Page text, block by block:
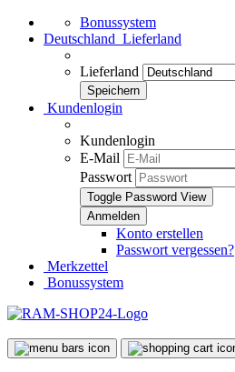
Bonussystem
Deutschland Lieferland
Lieferland
Kundenlogin
Kundenlogin
E-Mail
Passwort
Toggle Password View
Konto erstellen
Passwort vergessen?
Merkzettel
Bonussystem